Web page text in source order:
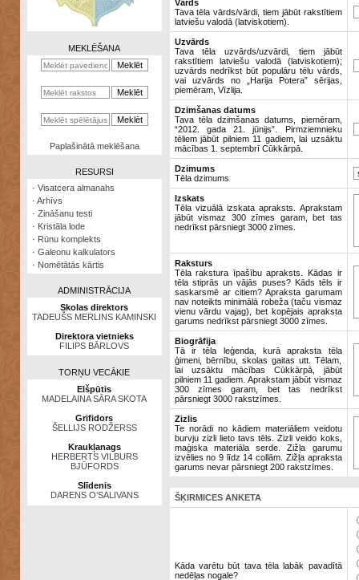
kalkulators
Nomētātās
MEKLĒŠANA
Paplašinātā meklēšana
RESURSI
· Visatcera almanahs
· Arhīvs
· Zināšanu testi
· Kristāla lode
· Rūnu komplekts
· Galeonu kalkulators
· Nomētātās kārtis
ADMINISTRĀCIJA
Skolas direktors
TADEUŠS MERLINS KAMINSKI
Direktora vietnieks
FILIPS BĀRLOVS
TORŅU VECĀKIE
Elšpūtis
MADELAINA SĀRA SKOTA
Grifidors
ŠELLIJS RODŽERSS
Kraukļanags
HERBERTS VILBURS
BJŪFORDS
Slīdenis
DARENS O’SALIVANS
Vārds
Tava tēla vārds/vārdi, tiem jābūt rakstītiem
latviešu valodā (latviskotiem).
Uzvārds
Tava tēla uzvārds/uzvārdi, tiem jābūt
rakstītiem latviešu valodā (latviskotiem);
uzvārds nedrīkst būt populāru tēlu vārds,
vai uzvārds no „Harija Potera” sērijas,
piemēram, Vīzlija.
Dzimšanas datums
Tava tēla dzimšanas datums, piemēram,
“2012. gada 21. jūnijs”. Pirmziemnieku
tēliem jābūt pilniem 11 gadiem, lai uzsāktu
mācības 1. septembrī Cūkkārpā.
Dzimums
Tēla dzimums
Izskats
Tēla vizuālā izskata apraksts. Aprakstam
jābūt vismaz 300 zīmes garam, bet tas
nedrīkst pārsniegt 3000 zīmes.
Raksturs
Tēla rakstura īpašību apraksts. Kādas ir
tēla stiprās un vājās puses? Kāds tēls ir
saskarsmē ar citiem? Apraksta garumam
nav noteikts minimālā robeža (taču vismaz
vienu vārdu vajag), bet kopējais apraksta
garums nedrīkst pārsniegt 3000 zīmes.
Biogrāfija
Tā ir tēla leģenda, kurā apraksta tēla
ģimeni, bērnību, skolas gaitas utt. Tēlam,
lai uzsāktu mācības Cūkkārpā, jābūt
pilniem 11 gadiem. Aprakstam jābūt vismaz
300 zīmes garam, bet tas nedrīkst
pārsniegt 3000 rakstzīmes.
Zizlis
Te norādi no kādiem materiāliem veidotu
burvju zizli lieto tavs tēls. Zizli veido koks,
maģiska materiāla serde. Zižļa garumu
izvēlies no 9 līdz 14 collām. Zižļa apraksta
garums nevar pārsniegt 200 rakstzīmes.
ŠĶIRMICES ANKETA
Kāda varētu būt tava tēla labāk pavadītā
nedēļas nogale?